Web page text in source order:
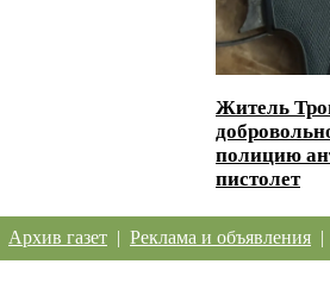
Житель
полицию
пистолет
Архив газет | Реклама и объявления |